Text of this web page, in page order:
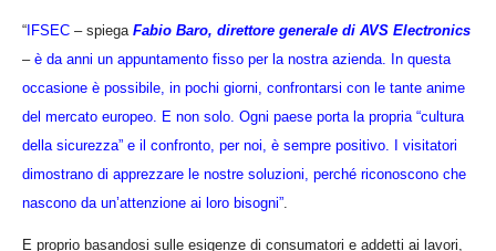
“IFSEC – spiega Fabio Baro, direttore generale di AVS Electronics
– è da anni un appuntamento fisso per la nostra azienda. In questa
occasione è possibile, in pochi giorni, confrontarsi con le tante anime
del mercato europeo. E non solo. Ogni paese porta la propria “cultura
della sicurezza” e il confronto, per noi, è sempre positivo. I visitatori
dimostrano di apprezzare le nostre soluzioni, perché riconoscono che
nascono da un’attenzione ai loro bisogni”
E proprio basandosi sulle esigenze di consumatori e addetti ai lavori,